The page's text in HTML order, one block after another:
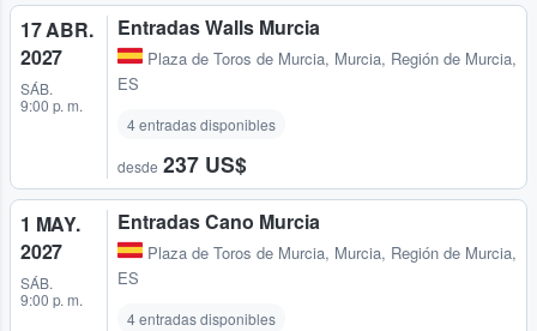
17 ABR.
2027
SÁB.
9:00 p. m.
Entradas Walls Murcia
Plaza de Toros de Murcia, Murcia, Región de Murcia,
ES
4 entradas disponibles
desde 237 US$
1 MAY.
2027
SÁB.
9:00 p. m.
Entradas Cano Murcia
Plaza de Toros de Murcia, Murcia, Región de Murcia,
ES
4 entradas disponibles